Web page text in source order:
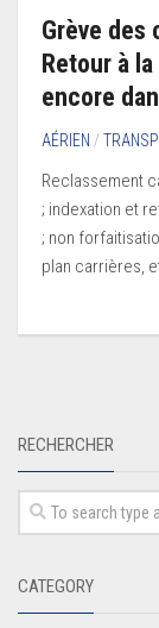
Grève des
Retour à
encore
AÉRIEN /
Reclassement
; indexation et
; non
plan carrières,
RECHERCHER
CATEGORY